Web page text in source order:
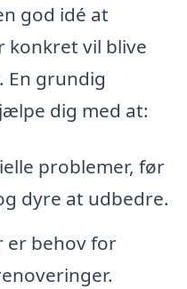
god idé at
konkret vil blive
grundig
dig med at:
problemer, før
dyre at udbedre.
er behov for